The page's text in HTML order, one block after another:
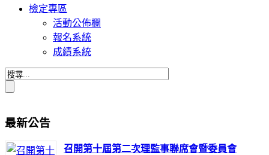
檢定專區
活動公佈欄
報名系統
成績系統
最新公告
召開第十屆第二次理監事聯席會暨委員會